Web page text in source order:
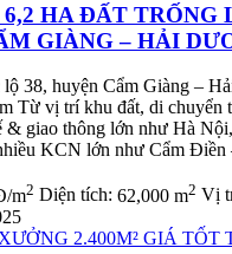
HA ĐẤT TRỐNG
GIÀNG – HẢI
38, huyện Cẩm Giàng –
Từ vị trí khu đất, di chuyển
& giao thông lớn như Hà
KCN lớn như Cẩm Điền
m2 Diện tích: 62,000 m2 Vị